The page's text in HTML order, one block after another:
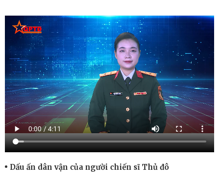
Dấu ấn dân vận của người chiến sĩ Thủ đô